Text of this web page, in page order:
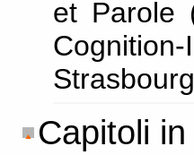
et Parole
Capitoli